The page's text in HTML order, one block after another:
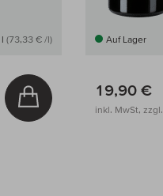
(73,33 € /l)
In den Warenkorb
Auf Lager
19,90 €
inkl. MwSt, zzgl.